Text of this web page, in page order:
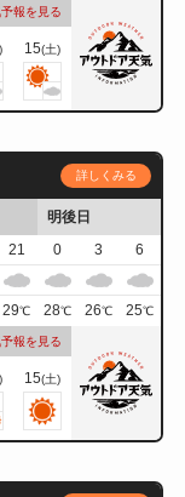
報を見る
15(土)
詳しくみる
明後日
21 0 3
6
29℃ 28℃ 26℃ 25℃
報を見る
15(土)